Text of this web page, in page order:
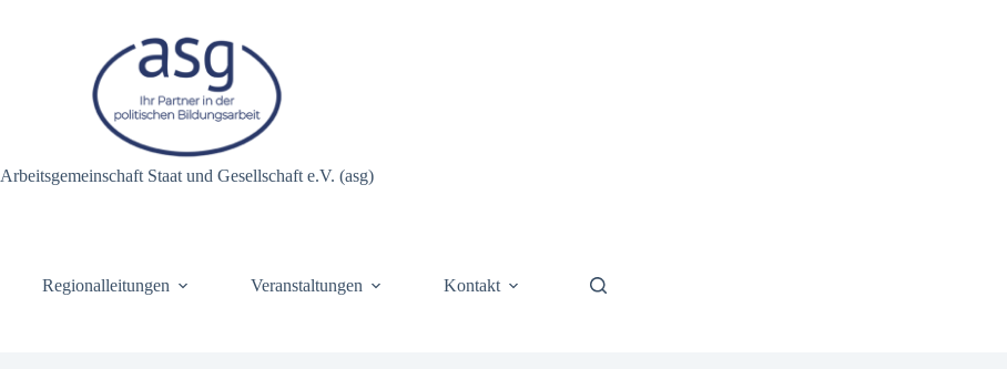
Arbeitsgemeinschaft Staat und Gesellschaft e.V. (asg)
Regionalleitungen Veranstaltungen Kontakt